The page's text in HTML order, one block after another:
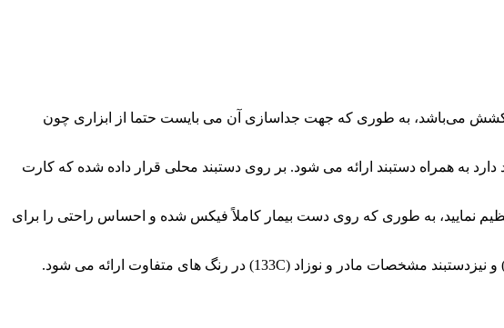
کشش می‌باشد، به طوری که جهت جداسازی آن می بایست حتما از ابزاری چون
به همراه دستبند ارائه می شود. بر روی دستبند محلی قرار داده شده که کارت
را در 13 اندازه متفاوت برای بزرگسال و یا نوزاد تنظیم نمایید، به طوری که روی دست بیمار کاملاً فیکس شده و احساس راحتی را برای